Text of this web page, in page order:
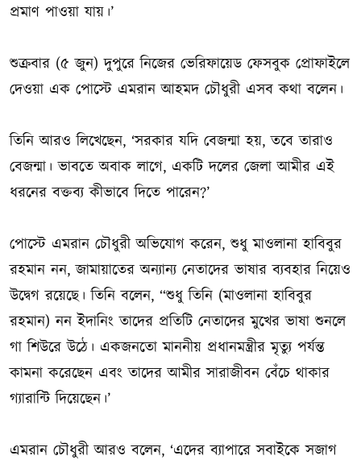
প্রমাণ পাওয়া যায়।’
শুক্রবার (৫ জুন) দুপুরে নিজের ভেরিফায়েড ফেসবুক প্রোফাইলে
দেওয়া এক পোস্টে এমরান আহমদ চৌধুরী এসব কথা বলেন।
তিনি আরও লিখেছেন, ‘সরকার যদি বেজন্মা হয়, তবে তারাও
বেজন্মা। ভাবতে অবাক লাগে, একটি দলের জেলা আমীর এই
ধরনের বক্তব্য কীভাবে দিতে পারেন?’
পোস্টে এমরান চৌধুরী অভিযোগ করেন, শুধু মাওলানা হাবিবুর
রহমান নন, জামায়াতের অন্যান্য নেতাদের ভাষার ব্যবহার নিয়েও
উদ্বেগ রয়েছে। তিনি বলেন, “শুধু তিনি (মাওলানা হাবিবুর
রহমান) নন ইদানিং তাদের প্রতিটি নেতাদের মুখের ভাষা শুনলে
গা শিউরে উঠে। একজনতো মাননীয় প্রধানমন্ত্রীর মৃত্যু পর্যন্ত
কামনা করেছেন এবং তাদের আমীর সারাজীবন বেঁচে থাকার
গ্যারান্টি দিয়েছেন।’
এমরান চৌধুরী আরও বলেন, ‘এদের ব্যাপারে সবাইকে সজাগ